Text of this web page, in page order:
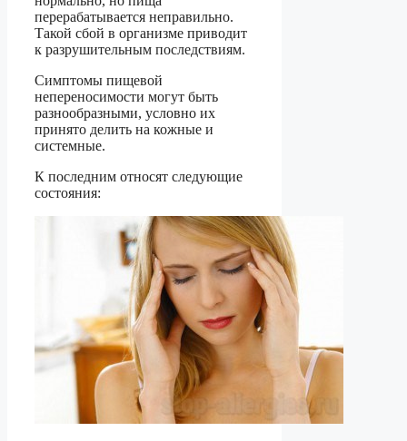
перерабатывается неправильно.
Такой сбой в организме приводит
к разрушительным последствиям.
Симптомы пищевой
непереносимости могут быть
разнообразными, условно их
принято делить на кожные и
системные.
К последним относят следующие
состояния: